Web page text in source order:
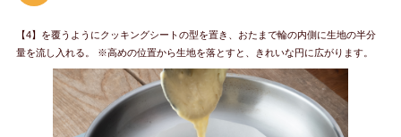
【4】を覆うようにクッキングシートの型を置き、おたまで輪の内側に生地の半分
量を流し入れる。 ※高めの位置から生地を落とすと、きれいな円に広がります。